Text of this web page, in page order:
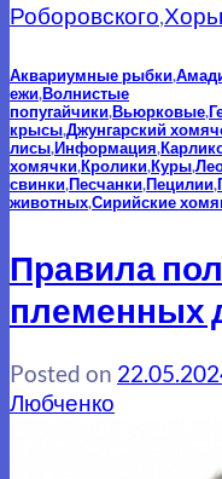
Роборовского,
Аквариумные рыбки,
ежи,Волнистые
попугайчики,Вьюрковые,
крысы,Джунгарский
лисы,Информация,
хомячки,Кролики,Куры,
свинки,Песчанки,Пецилии,
животных,Сирийские
Правила
племенных
Posted on
Любченко